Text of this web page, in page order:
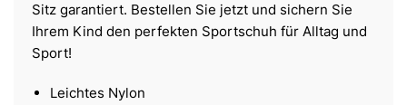
Sitz garantiert. Bestellen Sie jetzt und sichern Sie
Ihrem Kind den perfekten Sportschuh für Alltag und
Sport!
Leichtes Nylon